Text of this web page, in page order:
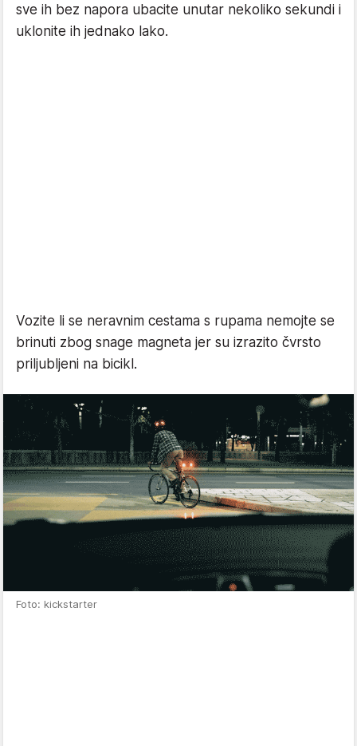
sve ih bez napora ubacite unutar nekoliko sekundi i
uklonite ih jednako lako.
Vozite li se neravnim cestama s rupama nemojte se
brinuti zbog snage magneta jer su izrazito čvrsto
priljubljeni na bicikl.
Foto: kickstarter